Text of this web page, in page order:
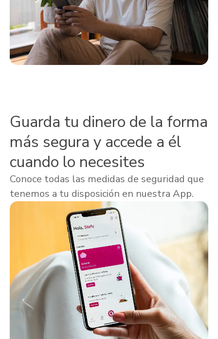
Guarda tu dinero de la forma
más segura y accede a él
cuando lo necesites
Conoce todas las medidas de seguridad que
tenemos a tu disposición en nuestra App.